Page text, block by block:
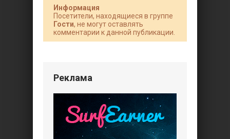
Информация
Посетители, находящиеся в группе
Гости, не могут оставлять
комментарии к данной публикации.
Реклама